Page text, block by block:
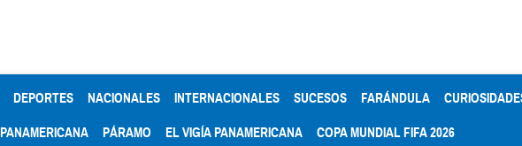
DEPORTES NACIONALES INTERNACIONALES SUCESOS FARÁNDULA
PANAMERICANA PÁRAMO EL VIGÍA PANAMERICANA COPA MUNDIAL FIFA 2026